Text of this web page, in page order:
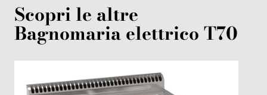
Scopri le altre
BagnomariaelettricoT70